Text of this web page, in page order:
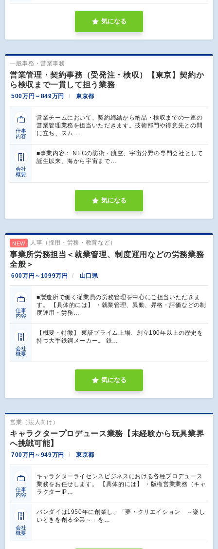
気になる
一般事務・営業事務
営業管理・契約事務（受発注・検収）【東京】契約か
ら検収まで一貫して担う業務
500万円～849万円 東京都
仕事
内容
営業チームにおいて、契約締結から納品・検収までの一連の
営業管理業務を担当いただきます。技術部門や得意先との間
に立ち、スム…
会社
概要
■事業内容： NECの防衛・航空、宇宙分野の専門会社として
誕生以来、海から宇宙まで…
気になる
NEW 人事（採用・労務・教育など）
事業所労務担当＜就業管理、制度運用などの労務業務
全般＞
600万円～1099万円 山口県
仕事
内容
■製造所で働く従業員の労務管理を中心にご担当いただきま
す。 【具体的には】 ・就業管理、異動、昇格・評価などの制
度運用・労務…
会社
概要
【概要・特徴】 東証プライム上場、創立100年以上の歴史を
持つ大手鉄鋼メーカー。 鉄…
気になる
営業（法人向け）
キャラクタープロデュース業務【未経験から玩具業界
へ挑戦可能】
700万円～949万円 東京都
仕事
内容
キャラクターライセンスビジネスにおける各種プロデュース
業務をお任せします。 【具体的には】 ・版権営業業務（キャ
ラクターIP…
会社
概要
バンダイは1950年に創業し、「夢・クリエイション ～楽し
いときを創る企業～」を…